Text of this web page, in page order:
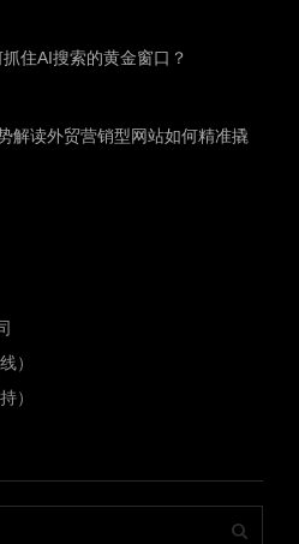
住AI搜索的黄金窗口？
解读外贸营销型网站如何精准撬
）
）